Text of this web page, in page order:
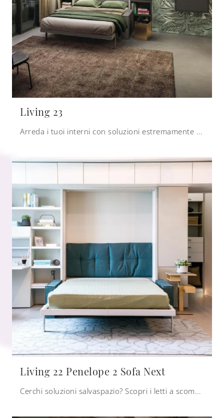
Living 23
Arreda i tuoi interni con soluzioni estremamente compatte trasformabili! Clicca e scopri il letto a scomparsa Living 23 Clei.
Living 22 Penelope 2 Sofa Next
Cerchi soluzioni salvaspazio? Scopri i letti a scomparsa Clei come questo modello Living 22 Penelope 2 Sofa Next in laccato opaco.